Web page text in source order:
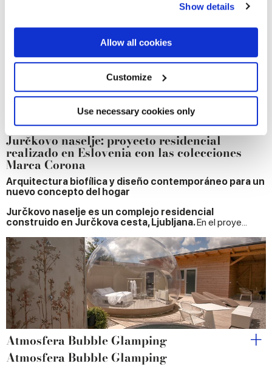
If you allow, we would also like to:
Collect information about your geographical
location which can be accurate to within several
Identify your device by actively scanning it for
specific characteristics (fingerprinting)
Find out more about how your personal data is processed
and set your preferences in thedetails section.
We use cookies to personalise content and ads, to
provide social media features and to analyse our traffic.
We also share information about your use of our site with
our social media, advertising and analytics partners who
may combine it with other information that you’ve
provided to them or that they’ve collected from your use
of their services.
Show details
Allow all cookies
Customize
Use necessary cookies only
Complejo residencial
Jurčkovo naselje: proyecto residencial
realizado en Eslovenia con las colecciones
Marca Corona
Arquitectura biofílica y diseño contemporáneo para un
nuevo concepto del hogar
Jurčkovo naselje es un complejo residencial
construido en Jurčkova cesta, Ljubljana.En el proye...
Atmosfera Bubble Glamping
Atmosfera Bubble Glamping